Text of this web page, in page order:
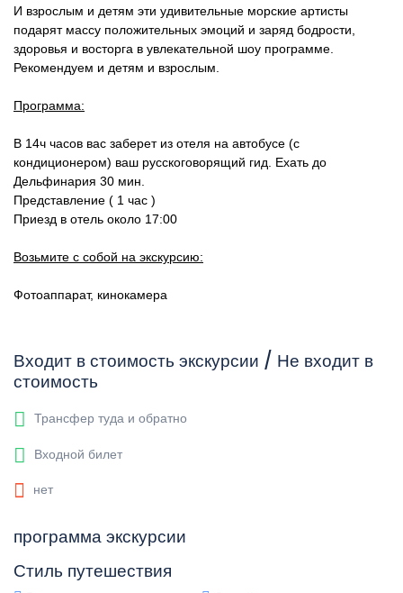
И взрослым и детям эти удивительные морские артисты
подарят массу положительных эмоций и заряд бодрости,
здоровья и восторга в увлекательной шоу программе.
Рекомендуем и детям и взрослым.
Программа:
В 14ч часов вас заберет из отеля на автобусе (с
кондиционером) ваш русскоговорящий гид. Ехать до
Дельфинария 30 мин.
Представление ( 1 час )
Приезд в отель около 17:00
Возьмите с собой на экскурсию:
Фотоаппарат, кинокамера
Входит в стоимость экскурсии / Не входит в
стоимость
Трансфер туда и обратно
Входной билет
нет
программа экскурсии
Стиль путешествия